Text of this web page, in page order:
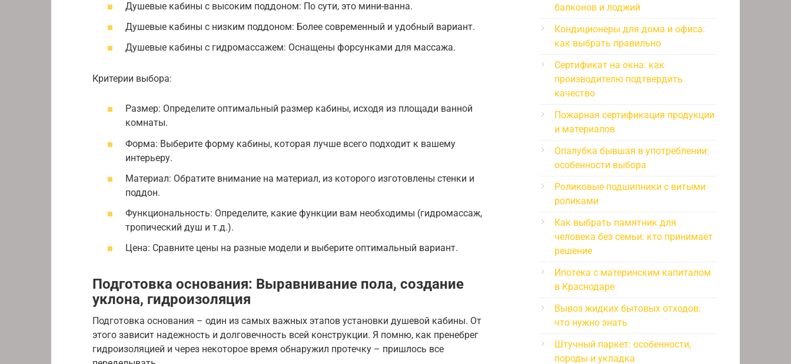
Душевые кабины с высоким поддоном: По сути, это мини-ванна.
Душевые кабины с низким поддоном: Более современный и удобный вариант.
Душевые кабины с гидромассажем: Оснащены форсунками для массажа.
Критерии выбора:
Размер: Определите оптимальный размер кабины, исходя из площади ванной
комнаты.
Форма: Выберите форму кабины, которая лучше всего подходит к вашему
интерьеру.
Материал: Обратите внимание на материал, из которого изготовлены стенки и
поддон.
Функциональность: Определите, какие функции вам необходимы (гидромассаж,
тропический душ и т.д.).
Цена: Сравните цены на разные модели и выберите оптимальный вариант.
Подготовка основания: Выравнивание пола, создание
уклона, гидроизоляция
Подготовка основания – один из самых важных этапов установки душевой кабины. От
этого зависит надежность и долговечность всей конструкции. Я помню, как пренебрег
гидроизоляцией и через некоторое время обнаружил протечку – пришлось все
балконов и лоджий
Кондиционеры для дома и офиса:
как выбрать правильно
Сертификат на окна: как
производителю подтвердить
качество
Пожарная сертификация продукции
и материалов
Опалубка бывшая в употреблении:
особенности выбора
Роликовые подшипники с витыми
роликами
Как выбрать памятник для
человека без семьи: кто принимает
решение
Ипотека с материнским капиталом
в Краснодаре
Вывоз жидких бытовых отходов:
что нужно знать
Штучный паркет: особенности,
породы и укладка